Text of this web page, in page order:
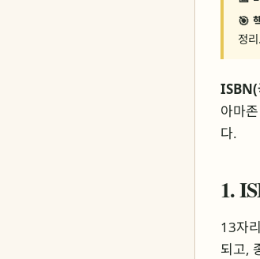
🎯
정
ISBN(
아마
다.
1.
13자
되고,